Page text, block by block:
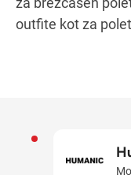
outfite kot za